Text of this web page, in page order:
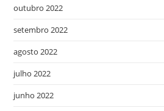
outubro 2022
setembro 2022
agosto 2022
julho 2022
junho 2022